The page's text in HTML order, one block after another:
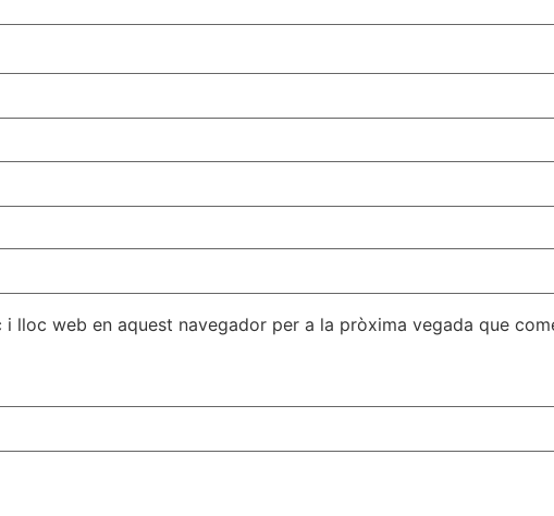
lloc web en aquest navegador per a la pròxima vegada que